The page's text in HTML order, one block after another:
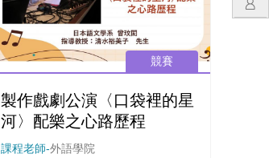
定歷史資訊的真實性，並中立、客觀地
將資訊傳達，不僅訓練口語表達和歷史
文化理解，也同時培養獨立思考的能
力，而這也是我們需要更精進的地方。
競賽
製作戲劇公演〈口袋裡的星
河〉配樂之心路歷程
課程老師-外語學院